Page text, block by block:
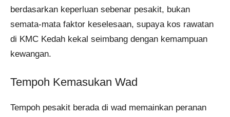
berdasarkan keperluan sebenar pesakit, bukan
semata-mata faktor keselesaan, supaya kos rawatan
di KMC Kedah kekal seimbang dengan kemampuan
kewangan.
Tempoh Kemasukan Wad
Tempoh pesakit berada di wad memainkan peranan